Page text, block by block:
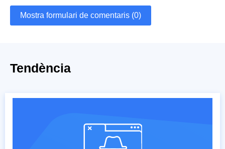
Mostra formulari de comentaris (0)
Tendència